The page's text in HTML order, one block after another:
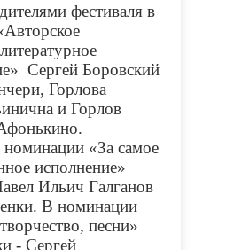
фестиваля в
Сергей Боровский
Горлова
и Горлов
«За самое
исполнение»
Ильич Галганов
В номинации
песни»
- Сергей